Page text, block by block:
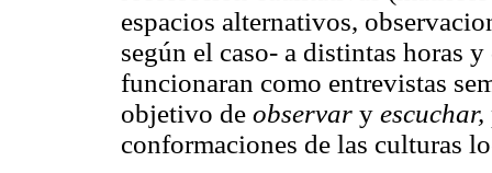
espacios alternativos,
según el caso- a distintas horas
funcionaran como entrevistas
objetivo de observar y escuchar,
conformaciones de las culturas